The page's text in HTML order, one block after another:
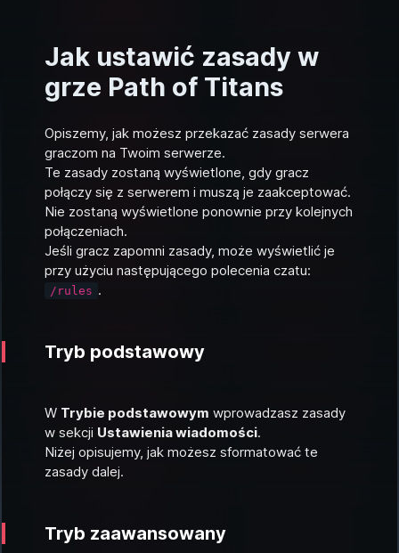
Jak ustawić zasady w
grze Path of Titans
Opiszemy, jak możesz przekazać zasady serwera
graczom na Twoim serwerze.
Te zasady zostaną wyświetlone, gdy gracz
połączy się z serwerem i muszą je zaakceptować.
Nie zostaną wyświetlone ponownie przy kolejnych
połączeniach.
Jeśli gracz zapomni zasady, może wyświetlić je
przy użyciu następującego polecenia czatu:
/rules .
Tryb podstawowy
W Trybie podstawowym wprowadzasz zasady
w sekcji Ustawienia wiadomości.
Niżej opisujemy, jak możesz sformatować te
zasady dalej.
Tryb zaawansowany